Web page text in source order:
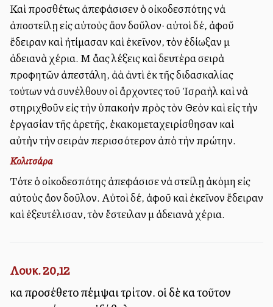
Καὶ προσθέτως ἀπεφάσισεν ὁ οἰκοδεσπότης νὰ
ἀποστείλῃ εἰς αὐτοὺς ἄλλον δοῦλον· αὐτοὶ δέ, ἀφοῦ
ἔδειραν καὶ ἠτίμασαν καὶ ἐκεῖνον, τὸν ἐδίωξαν μὲ
ἀδειανὰ χέρια. Μὲ ἄλλας λέξεις καὶ δευτέρα σειρὰ
προφητῶν ἀπεστάλη, ἀλλὰ ἀντὶ ἐκ τῆς διδασκαλίας
τούτων νὰ συνέλθουν οἱ ἄρχοντες τοῦ Ἰσραὴλ καὶ νὰ
στηριχθοῦν εἰς τὴν ὑπακοὴν πρὸς τὸν Θεὸν καὶ εἰς τὴν
ἐργασίαν τῆς ἀρετῆς, ἐκακομεταχειρίσθησαν καὶ
αὐτὴν τὴν σειρὰν περισσότερον ἀπὸ τὴν πρώτην.
Κολιτσάρα
Τότε ὁ οἰκοδεσπότης ἀπεφάσισε νὰ στείλῃ ἀκόμη εἰς
αὐτοὺς ἄλλον δοῦλον. Αὐτοὶ δέ, ἀφοῦ καὶ ἐκεῖνον ἔδειραν
καὶ ἐξευτέλισαν, τὸν ἔστειλαν μὲ ἀδειανὰ χέρια.
Λουκ. 20,12
καὶ προσέθετο πέμψαι τρίτον. οἱ δὲ καὶ τοῦτον